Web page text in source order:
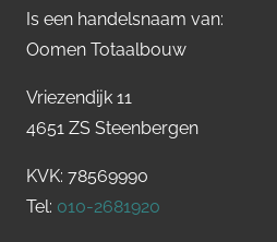
Is een handelsnaam van:
Oomen Totaalbouw
Vriezendijk 11
4651 ZS Steenbergen
KVK: 78569990
Tel: 010-2681920